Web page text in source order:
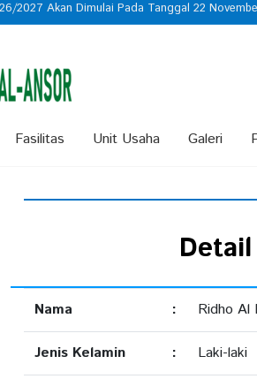
2027 Akan Dimulai Pada Tanggal 22
Fasilitas Unit Usaha Galeri
Nama : Ridho Al
Jenis Kelamin : Laki-laki